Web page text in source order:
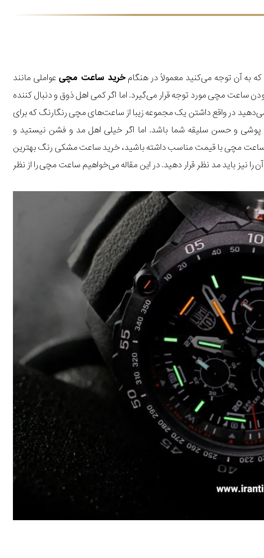
به آن توجه می‌کنید معمولاً در هنگامخرید ساعت مچی عواملی مانند
ساعت مچی مورد توجه قرار می‌گیرد. اما اگر کمی اهل ذوق و دنبال کننده
در واقع داشتن یک مجموعه زیبا از ساعت‌های مچی رنگارنگ که برای
پوشی و حسن سلیقه شما باشد. اما اگر خیلی اهل مد و فشن نیستید و
مچی با قیمت مناسب داشته باشید، خرید ساعت مشکی رنگ بهترین
نیز باید مد نظر قرار دهید. در این مقاله می‌خواهیم ساعت مچی را از نظر